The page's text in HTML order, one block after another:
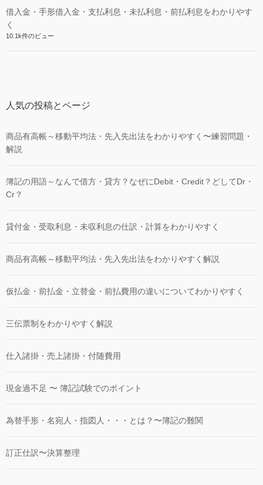
借入金・手形借入金・支払利息・未払利息・前払利息をわかりやす
く
10.1k件のビュー
人気の投稿とページ
商品有高帳～移動平均法・先入先出法をわかりやすく〜練習問題・
解説
簿記の用語～なんで借方・貸方？なぜにDebit・Credit？どしてDr・
Cr？
貸付金・受取利息・未収利息の仕訳・計算をわかりやすく
商品有高帳～移動平均法・先入先出法をわかりやすく解説
仮払金・前払金・立替金・前払費用の違いについてわかりやすく
三伝票制をわかりやすく解説
仕入諸掛・売上諸掛・付随費用
現金過不足 〜 簿記試験でのポイント
為替手形・名宛人・指図人・・・とは？〜簿記の難関
訂正仕訳〜決算整理